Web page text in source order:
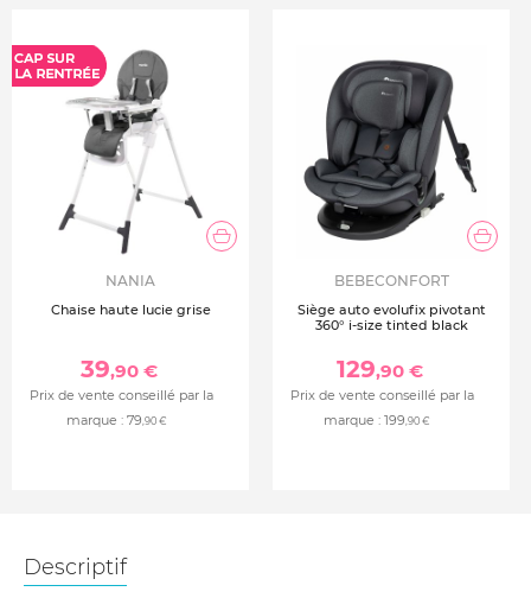
NANIA
Chaise haute lucie grise
39,90 €
Prix de vente conseillé par la
marque : 79,90 €
BEBECONFORT
Siège auto evolufix pivotant
360° i-size tinted black
129,90 €
Prix de vente conseillé par la
marque : 199,90 €
Descriptif